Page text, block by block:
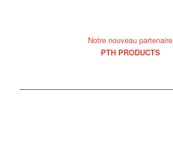
Notre nouveau partenaire
PTH PRODUCTS